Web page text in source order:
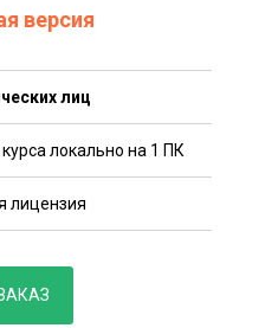
версия
лиц
локально на 1 ПК
лицензия